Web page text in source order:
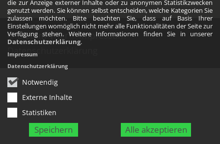
die zur Anzeige externer Inhalte oder zu anonymen Statistikzwecken
genutzt werden. Sie können selbst entscheiden, welche Kategorien Sie
zulassen möchten. Bitte beachten Sie, dass auf Basis Ihrer
Einstellungen womöglich nicht mehr alle Funktionalitäten der Seite zur
Verfügung stehen. Weitere Informationen finden Sie in unserer
Datenschutzerklärung.
Notwendig
Externe Inhalte
Statistiken
Speichern Alle akzeptieren
Impressum
Datenschutzerklärung
© Bistum Trier
Impressum
Datenschutzerklärung